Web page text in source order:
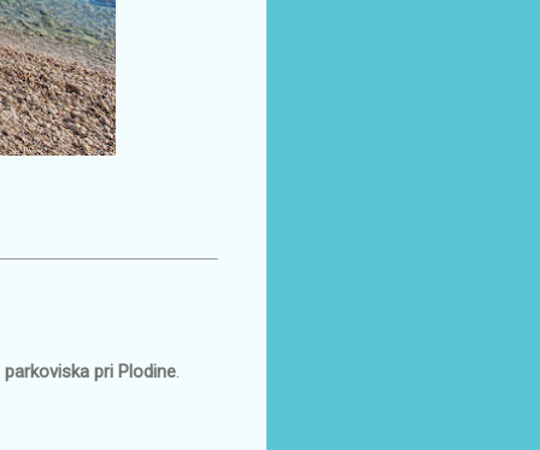
pri Plodine.